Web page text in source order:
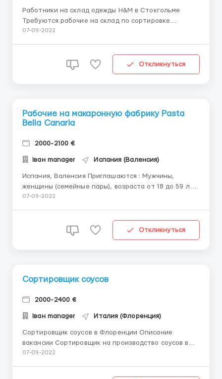
Работники на склад одежды H&M в Стокгольме
Требуются рабочие на склад по сортировке
брендовой одежды.Работа очень простая и легкая.
07-09-2022
Откликнуться
Рабочие на макаронную фабрику Pasta
Bella Canaria
2000-2100 €
Іван manager Испания (Валенсия)
Испания, Валенсия Приглашаются : Мужчины,
женщины (семейные пары), возраста от 18 до 59 лет
на производство макарон. Опыт работы знание
В чем заключается Ваши обязанности: (инструктаж
07-09-2022
Откликнуться
Сортировщик соусов
2000-2400 €
Іван manager Италия (Флоренция)
Сортировщик соусов в Флоренции Описание
вакансии Сортировщик на производство соусов в
Италию Возраст до 55 лет включительно. Ждем на
07-09-2022